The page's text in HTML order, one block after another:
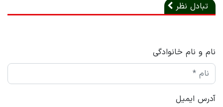
تبادل نظر
نام و نام خانوادگی
آدرس ایمیل